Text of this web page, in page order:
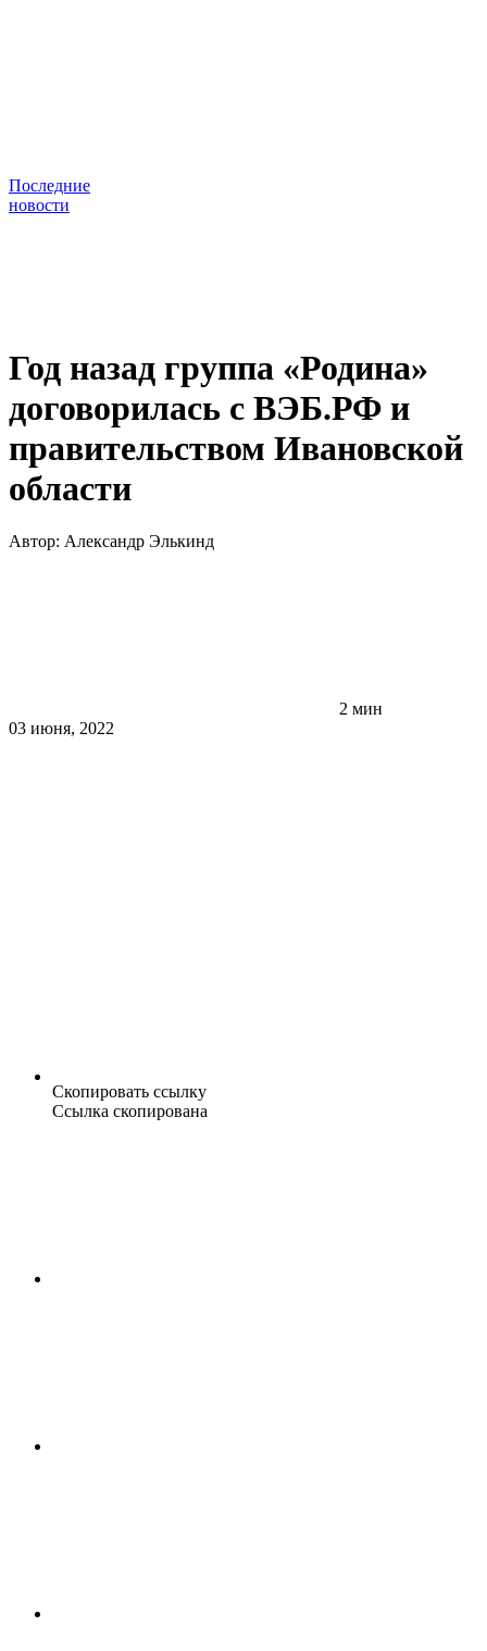
Последние
новости
Год назад группа «Родина»
договорилась с ВЭБ.РФ и
правительством Ивановской
области
Автор: Александр Элькинд
2 мин
03 июня, 2022
Скопировать ссылку
Ссылка скопирована